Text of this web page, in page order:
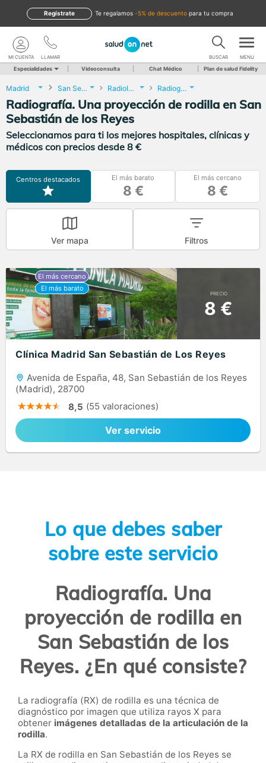
te regalamos -5% de descuento para tu compra
Regístrate
LLAMAR
MI CUENTA BUSCAR MENU
Especialidades Videoconsulta Chat Médico Plan de salud Fidelity
Madrid San Sebastián de los Reyes Radiología Radiografía. Una proyección de rodilla
Radiografía. Una proyección de rodilla en San
Sebastián de los Reyes
Seleccionamos para ti los mejores hospitales, clínicas y
médicos con precios desde 8 €
Centros destacados El más barato
8 €
El más cercano
8 €
Ver mapa Filtros
PRECIO
8 €
Clínica Madrid San Sebastián de Los Reyes
Avenida de España, 48, San Sebastián de los Reyes
(Madrid), 28700
8,5 (55 valoraciones)
Ver servicio
Lo que debes saber
sobre este servicio
Radiografía. Una
proyección de rodilla en
San Sebastián de los
Reyes. ¿En qué consiste?
La radiografía (RX) de rodilla es una técnica de
diagnóstico por imagen que utiliza rayos X para
obtener imágenes detalladas de la articulación de la
rodilla.
La RX de rodilla en San Sebastián de los Reyes se